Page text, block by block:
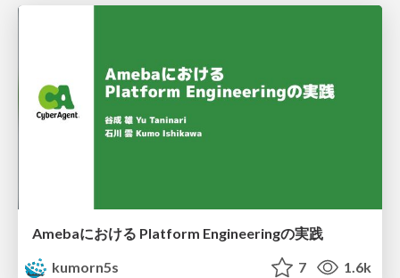
Amebaにおける Platform Engineeringの実践
kumorn5s
7 1.6k